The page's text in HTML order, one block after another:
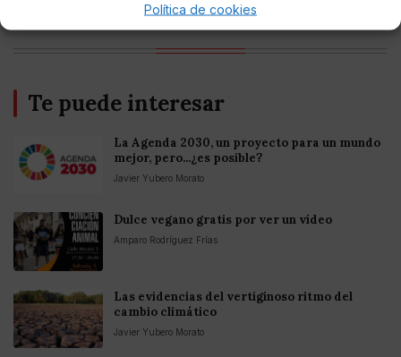
Política de cookies
Te puede interesar
La Agenda 2030, un proyecto para un mundo
mejor, pero...¿es posible?
Javier Yubero Morato
Dulce vegano gratis por ver un vídeo
Amparo Rodríguez Frías
Las evidencias del vertiginoso ritmo del
cambio climático
Javier Yubero Morato